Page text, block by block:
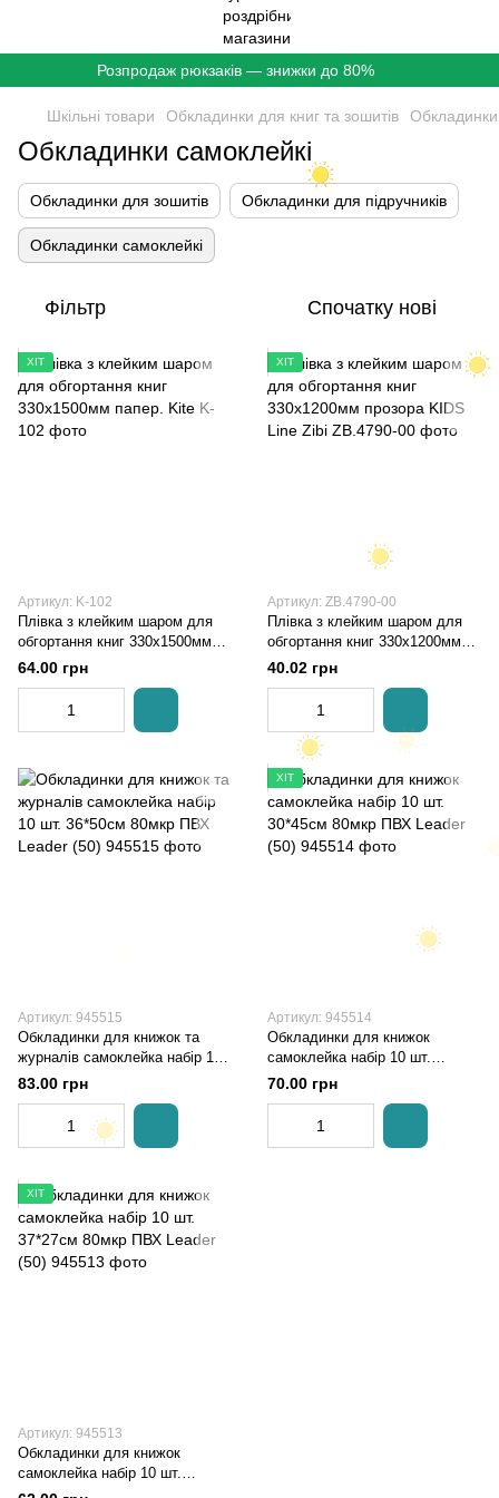
Розпродаж рюкзаків — знижки до 80%
Шкільні товари Обкладинки для книг та зошитів Обкладинки
Обкладинки самоклейкі
Обкладинки для зошитів Обкладинки для підручників
Обкладинки самоклейкі
Фільтр Спочатку нові
ХІТ
Артикул: K-102
Плівка з клейким шаром для
обгортання книг 330х1500мм
папер. Kite
64.00 грн
ХІТ
Артикул: ZB.4790-00
Плівка з клейким шаром для
обгортання книг 330х1200мм
прозора KIDS Line Zibi
40.02 грн
Артикул: 945515
Обкладинки для книжок та
журналів самоклейка набір 10
шт. 36*50см 80мкр ПВХ Leader
83.00 грн
ХІТ
Артикул: 945514
Обкладинки для книжок
самоклейка набір 10 шт.
30*45см 80мкр ПВХ Leader (50)
70.00 грн
ХІТ
Артикул: 945513
Обкладинки для книжок
самоклейка набір 10 шт.
37*27см 80мкр ПВХ Leader (50)